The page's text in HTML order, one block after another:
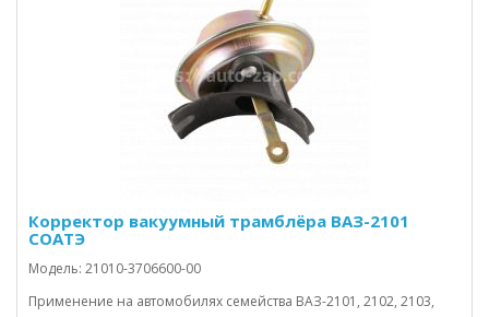
Корректор вакуумный трамблёра ВАЗ-2101
СОАТЭ
Модель: 21010-3706600-00
Применение на автомобилях семейства ВАЗ-2101, 2102, 2103,